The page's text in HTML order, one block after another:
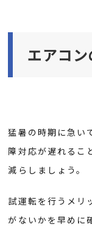
エアコ
猛暑の時期に急い
障対応が遅れるこ
減らしましょう。
試運転を行うメリ
がないかを早めに